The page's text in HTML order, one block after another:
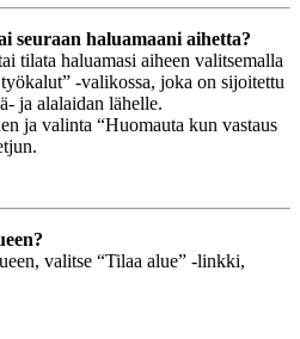
seuraan haluamaani aihetta?
tilata haluamasi aiheen valitsemalla
-valikossa, joka on sijoitettu
ja alalaidan lähelle.
ja valinta “Huomauta kun vastaus
valitse “Tilaa alue” -linkki,